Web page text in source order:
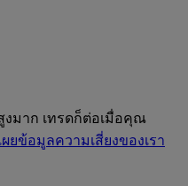
มาก เทรดก็ต่อเมื่อคุณ
ผยข้อมูลความเสี่ยงของเรา